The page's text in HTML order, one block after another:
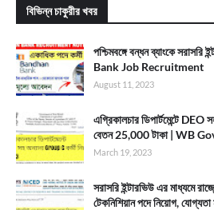
বিভিন্ন চাকুরীর খবর
পশ্চিমবঙ্গে বন্ধন ব্যাংকে সরাসরি
Bank Job Recruitment
August 11, 2023
এগ্রিকালচার ডিপার্টমেন্টে
বেতন 25,000 টাকা | WB
March 19, 2023
সরাসরি ইন্টারভিউ এর মাধ্যমে
টেকনিশিয়ান পদে নিয়োগ,